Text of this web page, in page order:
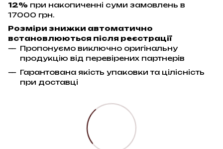
12% при накопиченні суми замовлень в
17000 грн.
Розміри знижки автоматично
встановлюються після реєстрації
Пропонуємо виключно оригінальну
продукцію від перевірених партнерів
Гарантована якість упаковки та цілісність
при доставці